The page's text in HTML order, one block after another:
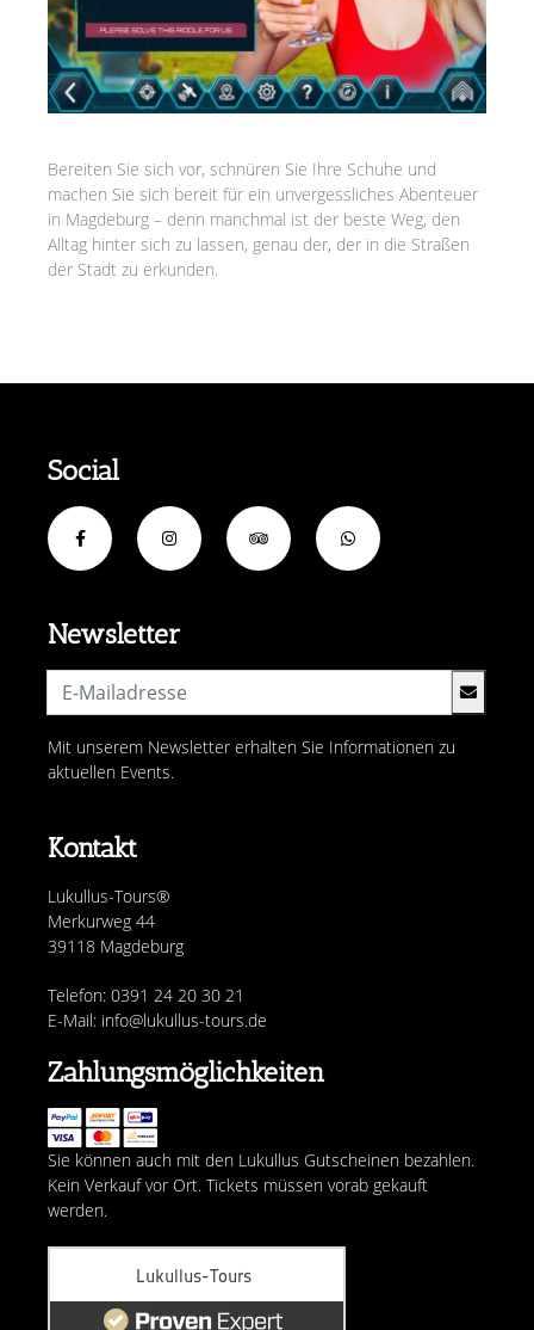
Bereiten Sie sich vor, schnüren Sie Ihre Schuhe und
machen Sie sich bereit für ein unvergessliches Abenteuer
in Magdeburg – denn manchmal ist der beste Weg, den
Alltag hinter sich zu lassen, genau der, der in die Straßen
der Stadt zu erkunden.
Kontakt
Lukullus-Tours®
Merkurweg 44
39118 Magdeburg
Telefon: 0391 24 20 30 21
E-Mail: info@lukullus-tours.de
Newsletter
Mit unserem Newsletter erhalten Sie Informationen zu
aktuellen Events.
Social
Zahlungsmöglichkeiten
Sie können auch mit den Lukullus Gutscheinen bezahlen.
Kein Verkauf vor Ort. Tickets müssen vorab gekauft
werden.